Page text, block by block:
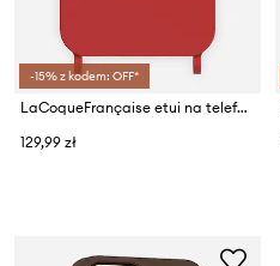
-15% z kodem: OFF*
LaCoqueFrançaise etui na telefon IP 16 pm
129,99 zł